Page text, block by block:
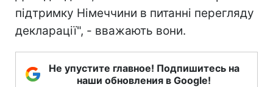
підтримку Німеччини в питанні перегляду
декларації", - вважають вони.
Не упустите главное! Подпишитесь на
наши обновления в Google!